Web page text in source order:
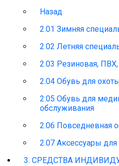
Назад
2.01 Зимняя
2.02 Летняя
2.03 Резиновая, ПВХ,
2.04 Обувь для
2.05 Обувь для
обслуживания
2.06 Повседневная
2.07 Аксессуары
3. СРЕДСТВА